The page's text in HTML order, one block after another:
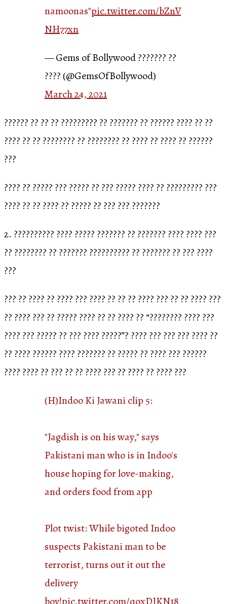
namoonas"pic.twitter.com/bZnV
NH77xn
— Gems of Bollywood ??????? ??
???? (@GemsOfBollywood)
March 24, 2021
?????? ?? ?? ?? ????????? ?? ??????? ?? ?????? ???? ?? ??
???? ?? ?? ???????? ?? ???????? ?? ???? ?? ???? ?? ??????
???
???? ?? ????? ??? ????? ?? ??? ????? ???? ?? ????????? ???
???? ?? ?? ???? ?? ????? ?? ??? ??? ???????
2. ?????????? ???? ????? ??????? ?? ??????? ???? ???? ???
?? ???????? ?? ??????? ?????????? ?? ??????? ?? ??? ????
???
??? ?? ???? ?? ???? ??? ???? ?? ?? ?? ???? ??? ?? ?? ???? ???
?? ???? ??? ?? ????? ???? ?? ?? ???? ?? “???????? ???? ???
???? ??? ????? ?? ??? ???? ?????”? ???? ??? ??? ??? ???? ??
?? ???? ?????? ???? ??????? ?? ????? ?? ???? ??? ??????
???? ???? ?? ??? ?? ?? ???? ??? ?? ???? ?? ???? ???
(H)Indoo Ki Jawani clip 5:
"Jagdish is on his way," says
Pakistani man who is in Indoo's
house hoping for love-making,
and orders food from app
Plot twist: While bigoted Indoo
suspects Pakistani man to be
terrorist, turns out it out the
delivery
boy!pic.twitter.com/qoxDJKN18